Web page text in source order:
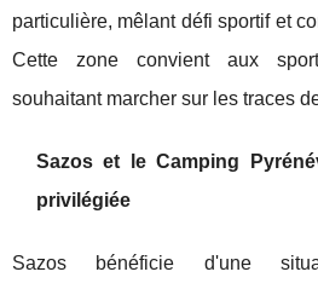
particulière, mêlant défi sportif et
Cette zone convient aux
souhaitant marcher sur les traces
Sazos et le Camping
privilégiée
Sazos bénéficie d'une